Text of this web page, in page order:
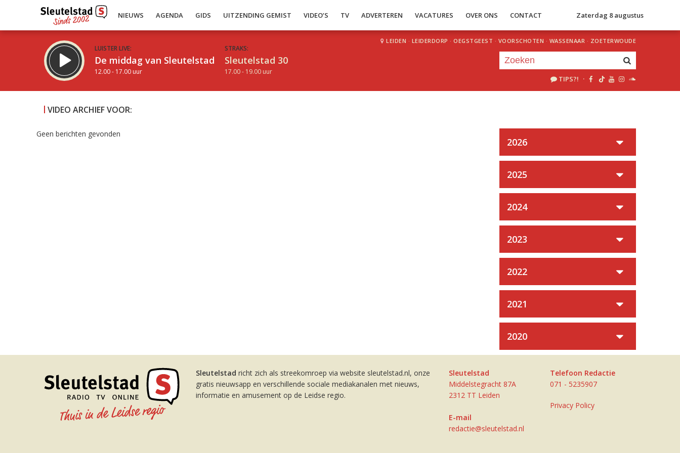
NIEUWS AGENDA GIDS UITZENDING GEMIST VIDEO’S TV ADVERTEREN VACATURES OVER ONS CONTACT Zaterdag 8 augustus
LUISTER LIVE:
De middag van Sleutelstad
12.00 - 17.00 uur
STRAKS:
Sleutelstad 30
17.00 - 19.00 uur
LEIDEN · LEIDERDORP · OEGSTGEEST · VOORSCHOTEN · WASSENAAR · ZOETERWOUDE
TIPS?! ·
VIDEO ARCHIEF VOOR:
Geen berichten gevonden
2026
2025
2024
2023
2022
2021
2020
Sleutelstad richt zich als streekomroep via website sleutelstad.nl, onze
gratis nieuwsapp en verschillende sociale mediakanalen met nieuws,
informatie en amusement op de Leidse regio.
Sleutelstad
Middelstegracht 87A
2312 TT Leiden
E-mail
redactie@sleutelstad.nl
Telefoon Redactie
071 - 5235907
Privacy Policy